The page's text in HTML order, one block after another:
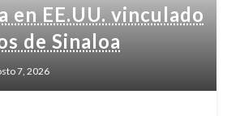
en EE.UU. vinculado
de Sinaloa
7, 2026